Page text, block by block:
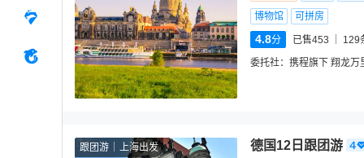
博物馆
可拼房
4.8分 已售453 129
委托社： 携程旗下 翔龙万
跟团游 上海出发 德国12日跟团游